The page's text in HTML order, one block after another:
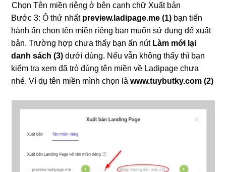
Chọn Tên miền riêng ở bên cạnh chữ Xuất bản
Bước 3: Ô thứ nhất preview.ladipage.me (1) bạn tiến
hành ấn chọn tên miền riêng bạn muốn sử dụng để xuất
bản. Trường hợp chưa thấy bạn ấn nút Làm mới lại
danh sách (3)dưới dùng. Nếu vẫn không thấy thì bạn
kiểm tra xem đã trỏ đúng tên miền về Ladipage chưa
nhé. Ví dụ tên miền mình chọn làwww.tuybutky.com (2)